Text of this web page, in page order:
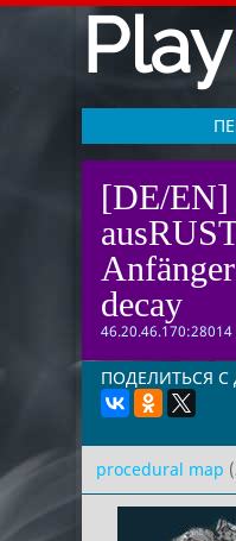
Play
[DE/EN]
decay
46.20.46.170:28014
ПОДЕЛИТЬСЯ С
procedural map